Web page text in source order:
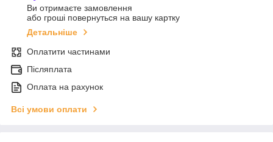
Ви отримаєте замовлення
або гроші повернуться на вашу картку
Детальніше
Оплатити частинами
Післяплата
Оплата на рахунок
Всі умови оплати